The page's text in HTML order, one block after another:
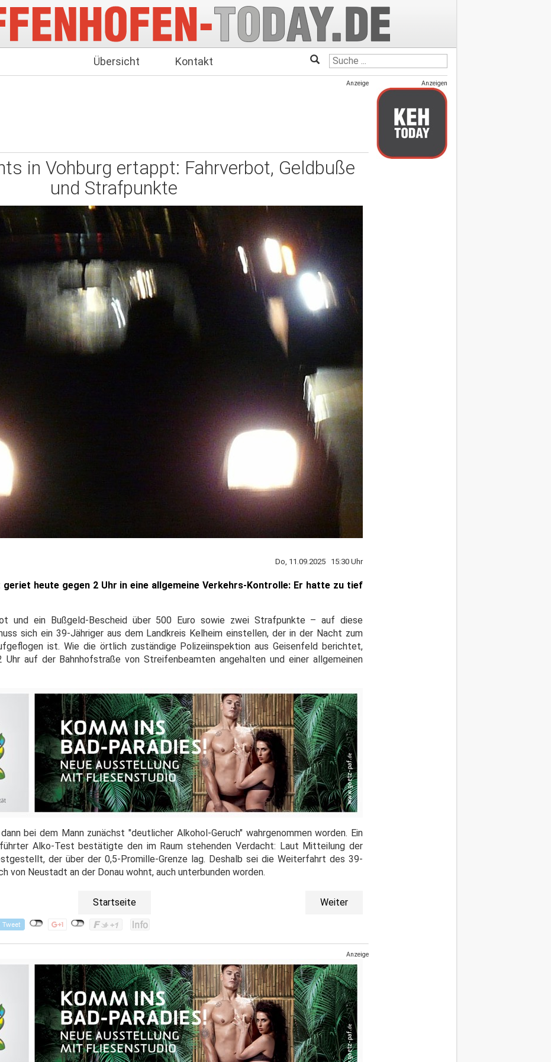
Übersicht Kontakt
Anzeige
in Vohburg ertappt: Fahrverbot, Geldbuße
und Strafpunkte
Do, 11.09.2025 15:30 Uhr
heute gegen 2 Uhr in eine allgemeine Verkehrs-Kontrolle: Er hatte zu tief
und ein Bußgeld-Bescheid über 500 Euro sowie zwei Strafpunkte – auf diese
sich ein 39-Jähriger aus dem Landkreis Kelheim einstellen, der in der Nacht zum
ist. Wie die örtlich zuständige Polizeiinspektion aus Geisenfeld berichtet,
auf der Bahnhofstraße von Streifenbeamten angehalten und einer allgemeinen
bei dem Mann zunächst "deutlicher Alkohol-Geruch" wahrgenommen worden. Ein
Alko-Test bestätigte den im Raum stehenden Verdacht: Laut Mitteilung der
der über der 0,5-Promille-Grenze lag. Deshalb sei die Weiterfahrt des 39-
von Neustadt an der Donau wohnt, auch unterbunden worden.
Startseite Weiter
Anzeige
Anzeigen